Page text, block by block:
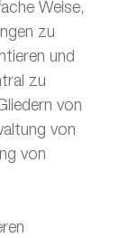
Weise,
zu
und
zu
von
von
von